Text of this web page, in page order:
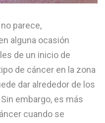
parece,
alguna ocasión
de un inicio de
de cáncer en la zona
dar alrededor de los
embargo, es más
cuando se